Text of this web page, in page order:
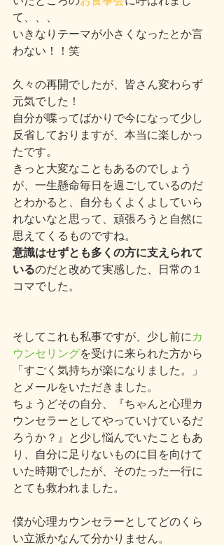
て、、、
いきなりテーマが小さくなったとか言
わない！！笑
久々の再開でしたが、皆さん変わらず
元気でした！
自分が喋ってばかりで今になって少し
反省しておりますが、本当に楽しかっ
たです。
きっと大変なこともあるのでしょう
が、一生懸命毎日を過ごしているのだ
とわかると、自分もくよくよしていら
れないなと思って、頑張ろうと自然に
思えてくるものですね。
意識はせずとも多くの方に支えられて
いるのだと改めて実感した、日常の１
コマでした。
そしてこれも私事ですが、少し前に カ
ウンセリングを受けに来られた方から
「すごく気持ちが楽になりました。」
とメールをいただきました。
ちょうどその自分、『ちゃんと心理カ
ウンセラーとしてやっていけているだ
ろうか？』と少し悩んでいたこともあ
り、自分に足りないものに目を向けて
いた時期でしたが、そのたった一行に
とても救われました。
僕が心理カウンセラーとしてどのくら
い立派かなんて分かりません。